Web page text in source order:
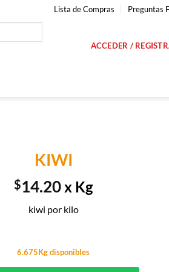
Lista de Compras Preguntas
ACCEDER /
KIWI
$14.20x Kg
kiwi por kilo
6.675Kg disponibles